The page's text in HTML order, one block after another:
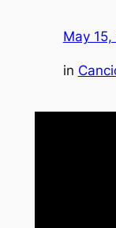
May
in